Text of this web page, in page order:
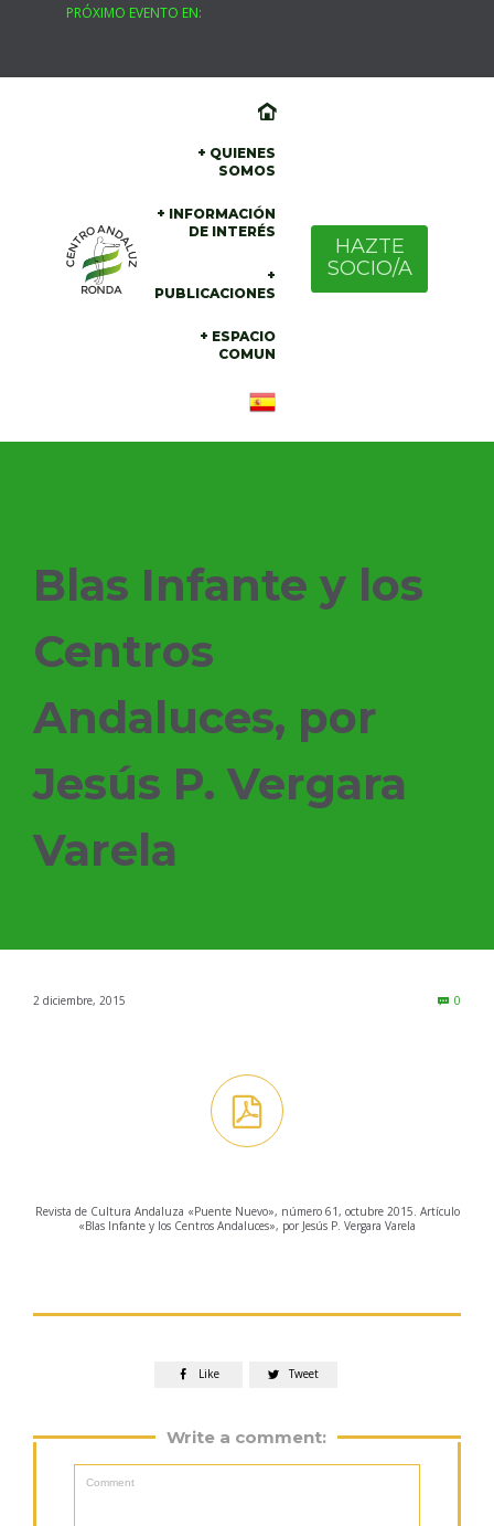
PRÓXIMO EVENTO EN:
+ QUIENES
SOMOS
+ INFORMACIÓN
DE INTERÉS
+
PUBLICACIONES
+ ESPACIO
COMUN
HAZTE
SOCIO/A
Blas Infante y los
Centros
Andaluces, por
Jesús P. Vergara
Varela
2 diciembre, 2015  0

Revista de Cultura Andaluza «Puente Nuevo», número 61, octubre 2015. Artículo
«Blas Infante y los Centros Andaluces», por Jesús P. Vergara Varela
 Like  Tweet
Write a comment: